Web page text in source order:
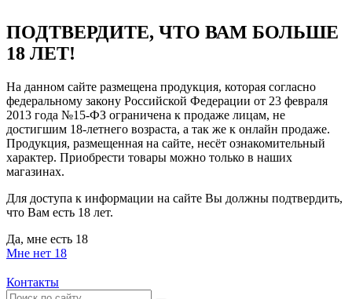
ПОДТВЕРДИТЕ, ЧТО ВАМ БОЛЬШЕ
18 ЛЕТ!
На данном сайте размещена продукция, которая согласно
федеральному закону Российской Федерации от 23 февраля
2013 года №15-ФЗ ограничена к продаже лицам, не
достигшим 18-летнего возраста, а так же к онлайн продаже.
Продукция, размещенная на сайте, несёт ознакомительный
характер. Приобрести товары можно только в наших
магазинах.
Для доступа к информации на сайте Вы должны подтвердить,
что Вам есть 18 лет.
Да, мне есть 18
Мне нет 18
Контакты